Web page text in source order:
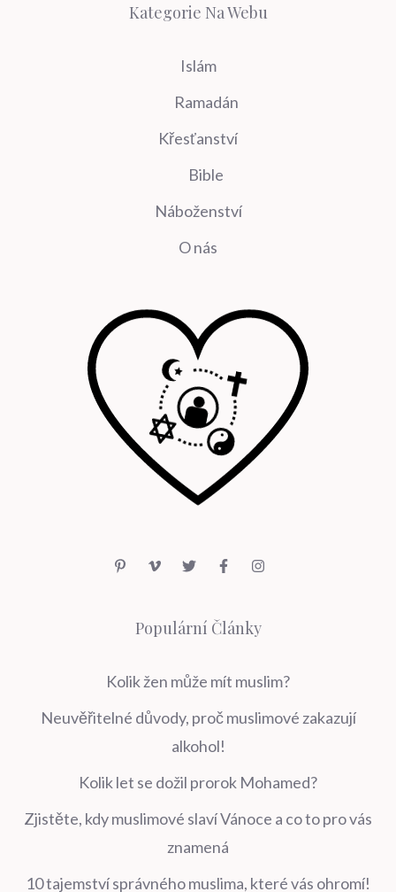
Kategorie Na Webu
Islám
Ramadán
Křesťanství
Bible
Náboženství
O nás
Populární Články
Kolik žen může mít muslim?
Neuvěřitelné důvody, proč muslimové zakazují
alkohol!
Kolik let se dožil prorok Mohamed?
Zjistěte, kdy muslimové slaví Vánoce a co to pro vás
znamená
10 tajemství správného muslima, které vás ohromí!